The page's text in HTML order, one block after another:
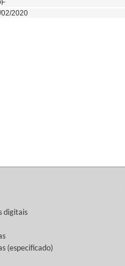
02/2020
digitais
(especificado)